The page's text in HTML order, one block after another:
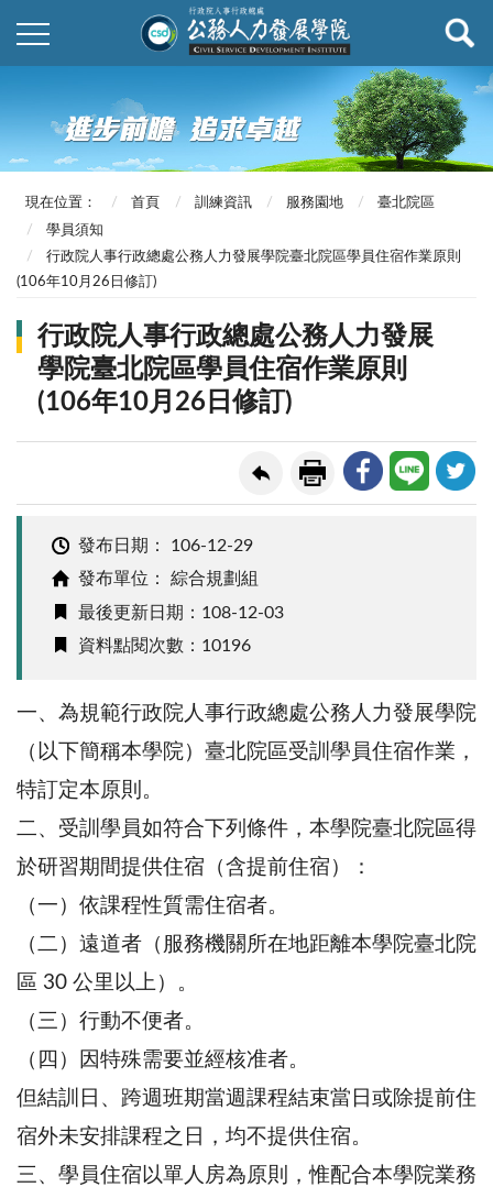
現在位置： 首頁 訓練資訊 服務園地
臺北院區
學員須知
行政院人事行政總處公務人力發展學院臺北院區學員住宿作業原則
(106年10月26日修訂)
行政院人事行政總處公務人力發展
學院臺北院區學員住宿作業原則
(106年10月26日修訂)
發布日期： 106-12-29
發布單位： 綜合規劃組
最後更新日期：108-12-03
資料點閱次數：10196
一、為規範行政院人事行政總處公務人力發展學院
（以下簡稱本學院）臺北院區受訓學員住宿作業，
特訂定本原則。
二、受訓學員如符合下列條件，本學院臺北院區得
於研習期間提供住宿（含提前住宿）：
（一）依課程性質需住宿者。
（二）遠道者（服務機關所在地距離本學院臺北院
區 30 公里以上）。
（三）行動不便者。
（四）因特殊需要並經核准者。
但結訓日、跨週班期當週課程結束當日或除提前住
宿外未安排課程之日，均不提供住宿。
三、學員住宿以單人房為原則，惟配合本學院業務